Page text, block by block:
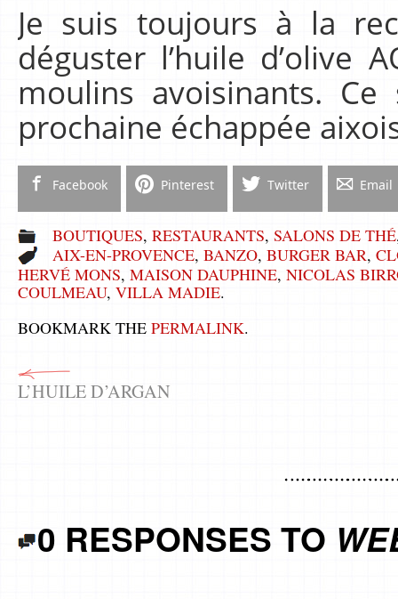
Je suis toujours à la
déguster l’huile d’olive
moulins avoisinants.
prochaine échappée
Facebook Pinterest Twitter Email
BOUTIQUES, RESTAURANTS, SALONS DE THÉ
AIX-EN-PROVENCE, BANZO, BURGER BAR,
HERVÉ MONS, MAISON DAUPHINE, NICOLAS
COULMEAU, VILLA MADIE.
BOOKMARK THE PERMALINK.
L’HUILE D’ARGAN
0 RESPONSES TO